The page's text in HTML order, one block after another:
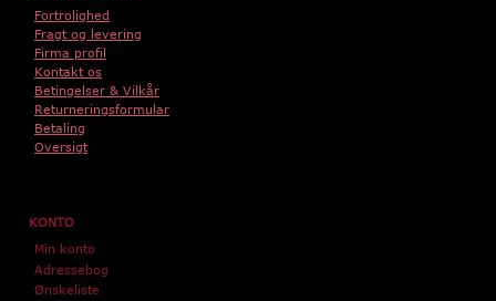
Fortrolighed
Fragt og levering
Firma profil
Kontakt os
Betingelser & Vilkår
Returneringsformular
Betaling
Oversigt
KONTO
Min konto
Adressebog
Ønskeliste